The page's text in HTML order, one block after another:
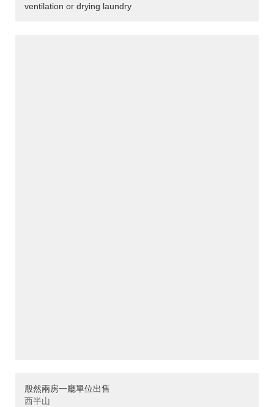
ventilation or drying laundry
殷然兩房一廳單位出售
西半山